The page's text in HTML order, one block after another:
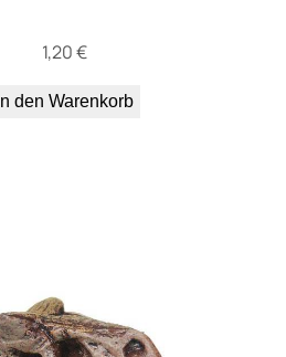
1,20€
In den Warenkorb